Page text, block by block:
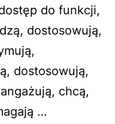
do funkcji,
dostosowują,
dostosowują,
chcą,
…